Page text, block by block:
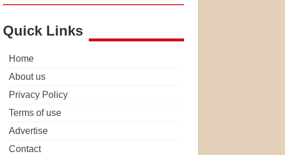
Quick Links
Home
About us
Privacy Policy
Terms of use
Advertise
Contact